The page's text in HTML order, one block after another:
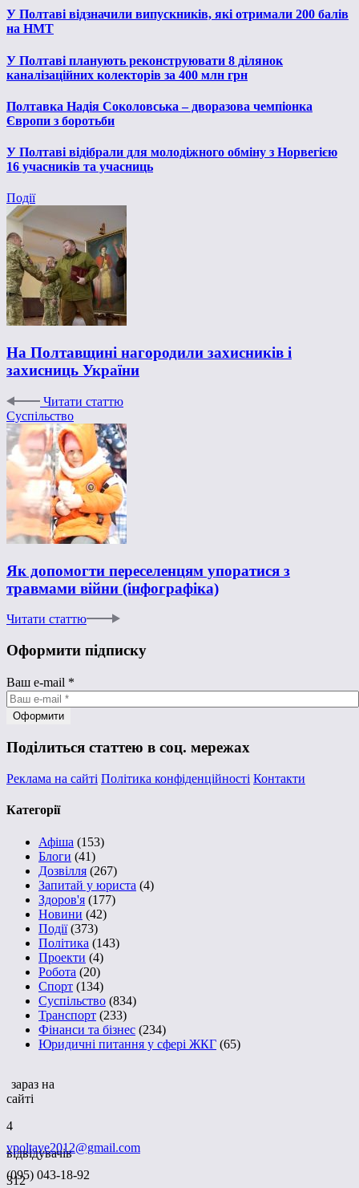
У Полтаві відзначили випускників, які отримали 200 балів
на НМТ
У Полтаві планують реконструювати 8 ділянок
каналізаційних колекторів за 400 млн грн
Полтавка Надія Соколовська – дворазова чемпіонка
Європи з боротьби
У Полтаві відібрали для молодіжного обміну з Норвегією
16 учасників та учасниць
Події
На Полтавщині нагородили захисників і
захисниць України
Читати статтю
Суспільство
Як допомогти переселенцям упоратися з
травмами війни (інфографіка)
Читати статтю
Оформити підписку
Ваш e-mail *
Поділиться статтею в соц. мережах
Реклама на сайті Політика конфіденційності Контакти
Категорії
Афіша (153)
Блоги (41)
Дозвілля (267)
Запитай у юриста (4)
Здоров'я (177)
Новини (42)
Події(373)
Політика (143)
Проекти (4)
Робота (20)
Спорт (134)
Суспільство (834)
Транспорт (233)
Фінанси та бізнес (234)
Юридичні питання у сфері ЖКГ (65)
зараз на
сайті
4
відвідувачів
312
vpoltave2012@gmail.com
(095) 043-18-92